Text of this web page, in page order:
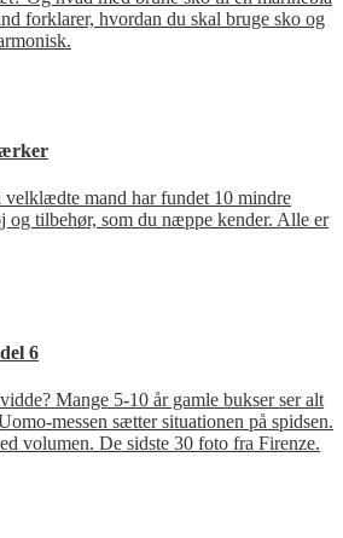
forklarer, hvordan du skal bruge sko og
velklædte mand har fundet 10 mindre
og tilbehør, som du næppe kender. Alle er
6
Mange 5-10 år gamle bukser ser alt
messen sætter situationen på spidsen.
volumen. De sidste 30 foto fra Firenze.